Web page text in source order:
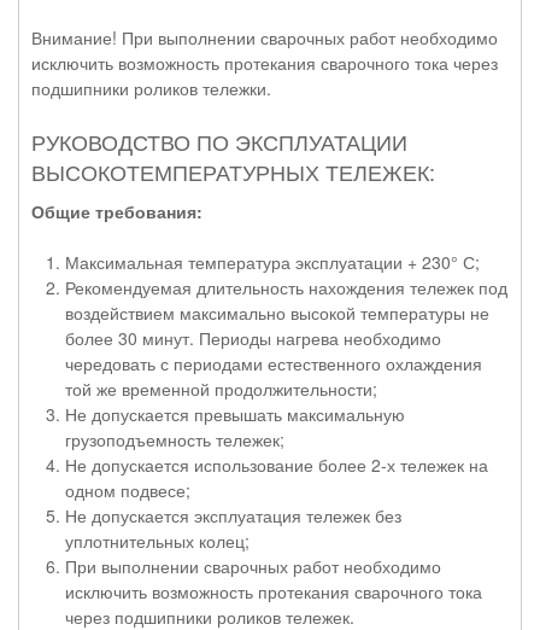
Внимание! При выполнении сварочных работ необходимо
исключить возможность протекания сварочного тока через
подшипники роликов тележки.
РУКОВОДСТВО ПО ЭКСПЛУАТАЦИИ
ВЫСОКОТЕМПЕРАТУРНЫХ ТЕЛЕЖЕК:
Общие требования:
Максимальная температура эксплуатации + 230° С;
Рекомендуемая длительность нахождения тележек под
воздействием максимально высокой температуры не
более 30 минут. Периоды нагрева необходимо
чередовать с периодами естественного охлаждения
той же временной продолжительности;
Не допускается превышать максимальную
грузоподъемность тележек;
Не допускается использование более 2-х тележек на
одном подвесе;
Не допускается эксплуатация тележек без
уплотнительных колец;
При выполнении сварочных работ необходимо
исключить возможность протекания сварочного тока
через подшипники роликов тележек.